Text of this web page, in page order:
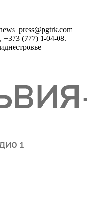
+373 (777) 1-04-08.